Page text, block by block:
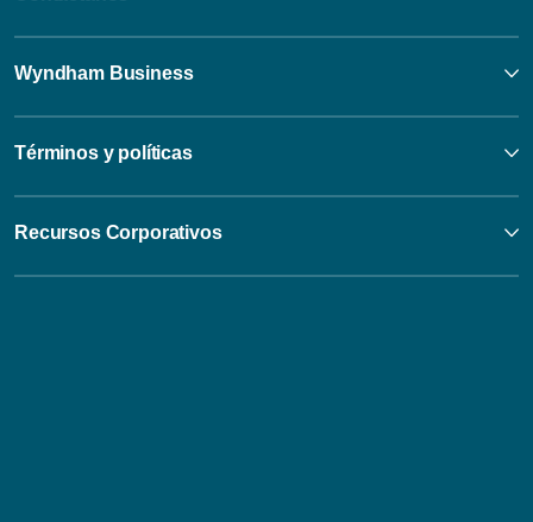
Wyndham Business
Términos y políticas
Recursos Corporativos